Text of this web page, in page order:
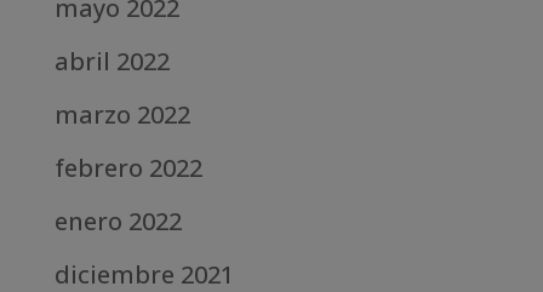
mayo 2022
abril 2022
marzo 2022
febrero 2022
enero 2022
diciembre 2021